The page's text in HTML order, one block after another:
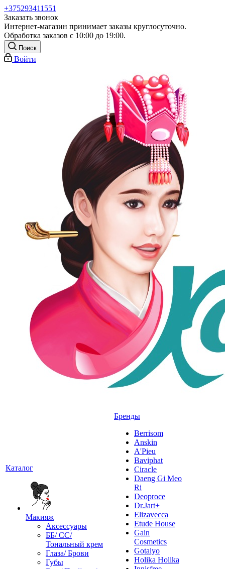
+375293411551
Заказать звонок
Интернет-магазин принимает заказы круглосуточно.
Обработка заказов с 10:00 до 19:00.
Поиск
Войти
Каталог
Макияж
Аксессуары
ББ/ СС/
Тональный крем
Глаза/ Брови
Губы
Бренды
Berrisom
Anskin
A'Pieu
Baviphat
Ciracle
Daeng Gi Meo
Ri
Deoproce
Dr.Jart+
Elizavecca
Etude House
Gain
Cosmetics
Gotaiyo
Holika Holika